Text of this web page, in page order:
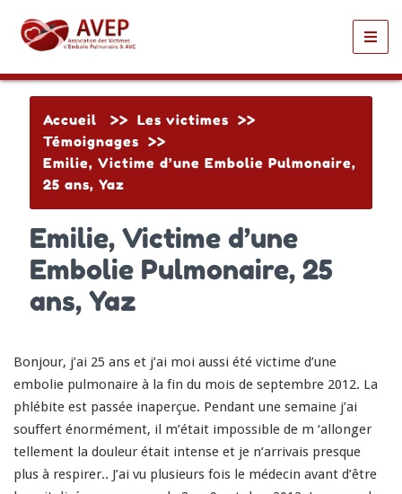
Accueil >> Les victimes >>
Témoignages >>
Emilie, Victime d’une Embolie Pulmonaire,
25 ans, Yaz
Emilie, Victime d’une
Embolie Pulmonaire, 25
ans, Yaz
Bonjour, j’ai 25 ans et j’ai moi aussi été victime d’une
embolie pulmonaire à la fin du mois de septembre 2012. La
phlébite est passée inaperçue. Pendant une semaine j’ai
souffert énormément, il m’était impossible de m ‘allonger
tellement la douleur était intense et je n’arrivais presque
plus à respirer.. J’ai vu plusieurs fois le médecin avant d’être